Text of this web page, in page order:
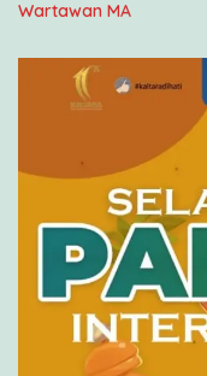
Wartawan MA